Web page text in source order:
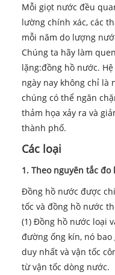
Mỗi giọt nước đều
lường chính xác, các
mỗi năm do lượng
Chúng ta hãy làm
lặng:đồng hồ nước.
ngày nay không chỉ
chúng có thể ngăn
thảm họa xảy ra và
thành phố.
Các loại
1. Theo nguyên tắc đo
Đồng hồ nước được
tốc và đồng hồ nước
(1) Đồng hồ nước loại
đường ống kín, nó
duy nhất và vận tốc
từ vận tốc dòng nước.